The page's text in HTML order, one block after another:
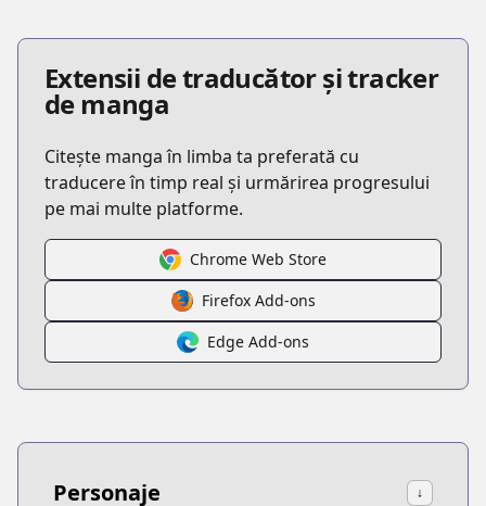
Extensii de traducător și tracker
de manga
Citește manga în limba ta preferată cu
traducere în timp real și urmărirea progresului
pe mai multe platforme.
Chrome Web Store
Firefox Add-ons
Edge Add-ons
Personaje ↓